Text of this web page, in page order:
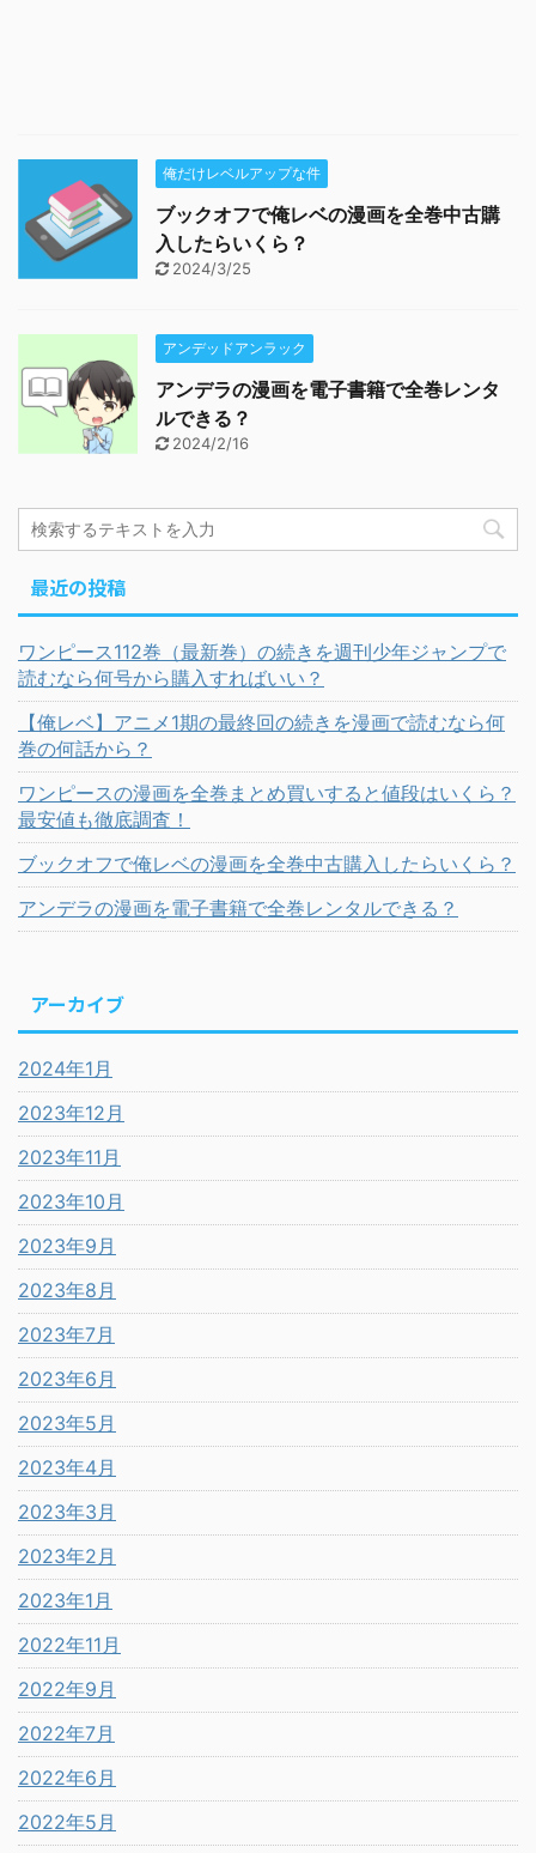
俺だけレベルアップな件
ブックオフで俺レベの漫画を全巻中古購
入したらいくら？
2024/3/25
アンデッドアンラック
アンデラの漫画を電子書籍で全巻レンタ
ルできる？
2024/2/16
最近の投稿
ワンピース112巻（最新巻）の続きを週刊少年ジャンプで
読むなら何号から購入すればいい？
【俺レベ】アニメ1期の最終回の続きを漫画で読むなら何
巻の何話から？
ワンピースの漫画を全巻まとめ買いすると値段はいくら？
最安値も徹底調査！
ブックオフで俺レベの漫画を全巻中古購入したらいくら？
アンデラの漫画を電子書籍で全巻レンタルできる？
アーカイブ
2024年1月
2023年12月
2023年11月
2023年10月
2023年9月
2023年8月
2023年7月
2023年6月
2023年5月
2023年4月
2023年3月
2023年2月
2023年1月
2022年11月
2022年9月
2022年7月
2022年6月
2022年5月